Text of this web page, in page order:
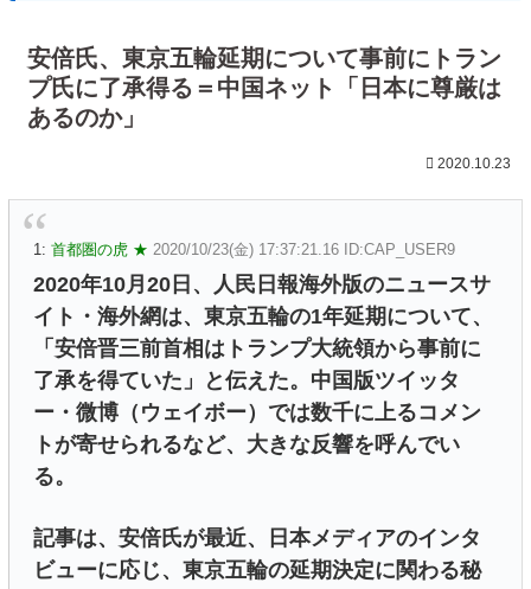
安倍氏、東京五輪延期について事前にトラン
プ氏に了承得る＝中国ネット「日本に尊厳は
あるのか」
2020.10.23
1: 首都圏の虎 ★ 2020/10/23(金) 17:37:21.16 ID:CAP_USER9
2020年10月20日、人民日報海外版のニュースサ
イト・海外網は、東京五輪の1年延期について、
「安倍晋三前首相はトランプ大統領から事前に
了承を得ていた」と伝えた。中国版ツイッタ
ー・微博（ウェイボー）では数千に上るコメン
トが寄せられるなど、大きな反響を呼んでい
る。
記事は、安倍氏が最近、日本メディアのインタ
ビューに応じ、東京五輪の延期決定に関わる秘